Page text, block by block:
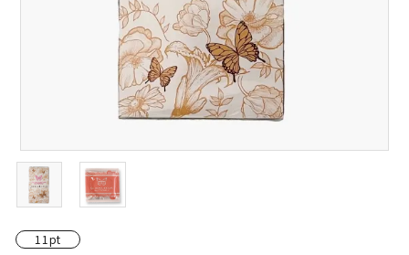
潤滑剤・ローション
アパレル
11pt